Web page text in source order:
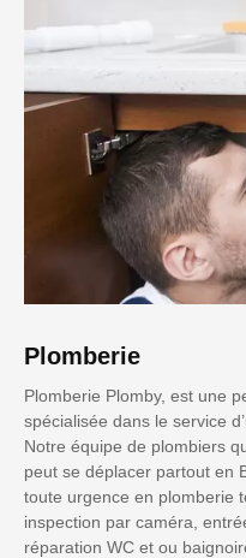
Plomberie
Plomberie Plomby, est une
spécialisée dans le service
Notre équipe de plombiers
peut se déplacer partout en
toute urgence en plomberie
inspection par caméra,
réparation WC et ou